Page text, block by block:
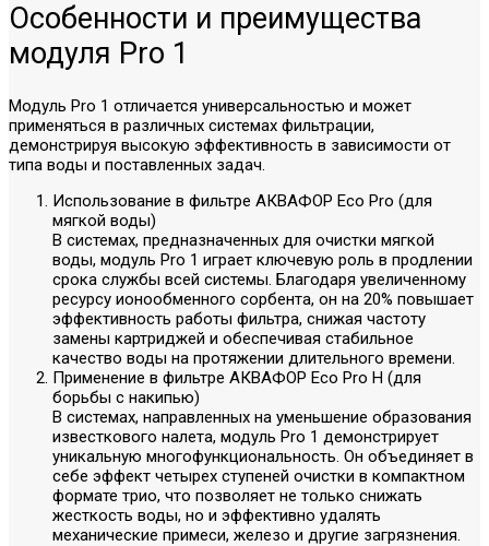
Особенности и преимущества
модуля Pro 1
Модуль Pro 1 отличается универсальностью и может
применяться в различных системах фильтрации,
демонстрируя высокую эффективность в зависимости от
типа воды и поставленных задач.
Использование в фильтре АКВАФОР Eco Pro (для
мягкой воды)
В системах, предназначенных для очистки мягкой
воды, модуль Pro 1 играет ключевую роль в продлении
срока службы всей системы. Благодаря увеличенному
ресурсу ионообменного сорбента, он на 20% повышает
эффективность работы фильтра, снижая частоту
замены картриджей и обеспечивая стабильное
качество воды на протяжении длительного времени.
Применение в фильтре АКВАФОР Eco Pro H (для
борьбы с накипью)
В системах, направленных на уменьшение образования
известкового налета, модуль Pro 1 демонстрирует
уникальную многофункциональность. Он объединяет в
себе эффект четырех ступеней очистки в компактном
формате трио, что позволяет не только снижать
жесткость воды, но и эффективно удалять
механические примеси, железо и другие загрязнения.